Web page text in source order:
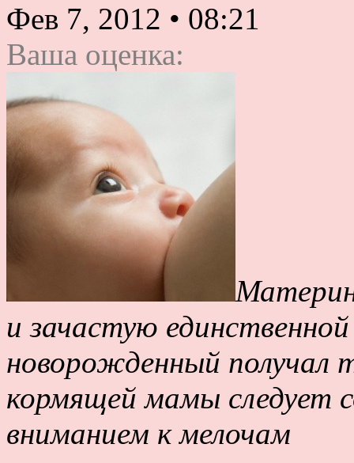
Фев 7, 2012 • 08:21
Ваша оценка:
и зачастую
новорожденный получал
кормящей мамы следует
вниманием к мелочам